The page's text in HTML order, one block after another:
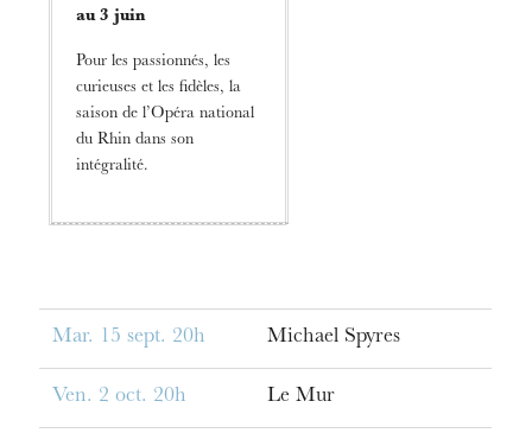
au 3 juin
Pour les passionnés, les
curieuses et les fidèles, la
saison de l’Opéra national
du Rhin dans son
intégralité.
Mar. 15 sept. 20h Michael Spyres
Ven. 2 oct. 20h Le Mur